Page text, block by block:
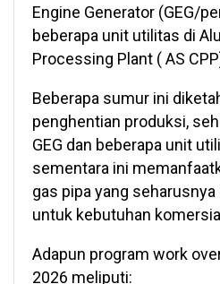
Engine Generator (GEG/
beberapa unit utilitas di
Processing Plant ( AS
Beberapa sumur ini
penghentian produksi,
GEG dan beberapa unit
sementara ini
gas pipa yang
untuk kebutuhan
Adapun program work
2026 meliputi: